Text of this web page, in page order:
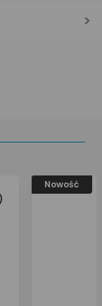
Nowość